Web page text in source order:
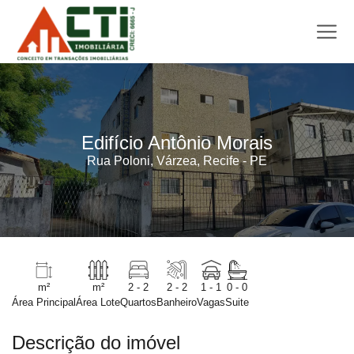
Edifício Antônio Morais
Rua Poloni, Várzea, Recife - PE
m²
Área Principal
m²
Área Lote
2 - 2
Quartos
2 - 2
Banheiro
1 - 1
Vagas
0 - 0
Suite
Descrição do imóvel